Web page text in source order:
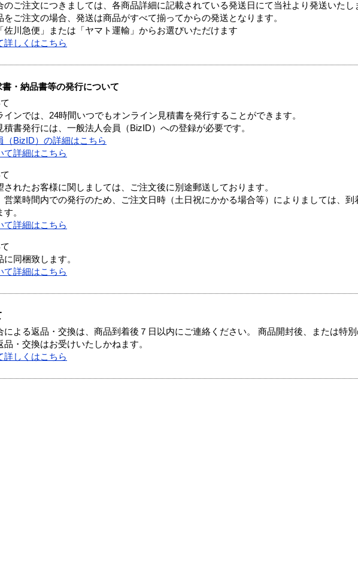
のご注文につきましては、各商品詳細に記載されている発送日にて当社より発送いたし
をご注文の場合、発送は商品がすべて揃ってからの発送となります。
川急便」または「ヤマト運輸」からお選びいただけます
詳しくはこちら
書・納品書等の発行について
インでは、24時間いつでもオンライン見積書を発行することができます。
書発行には、一般法人会員（BizID）への登録が必要です。
（BizID）の詳細はこちら
て詳細はこちら
されたお客様に関しましては、ご注文後に別途郵送しております。
営業時間内での発行のため、ご注文日時（土日祝にかかる場合等）によりましては、到
。
て詳細はこちら
同梱致します。
て詳細はこちら
による返品・交換は、商品到着後７日以内にご連絡ください。 商品開封後、または特
・交換はお受けいたしかねます。
詳しくはこちら